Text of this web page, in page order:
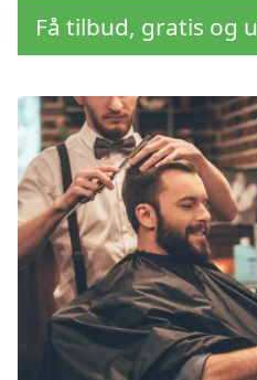
Få tilbud, gratis og